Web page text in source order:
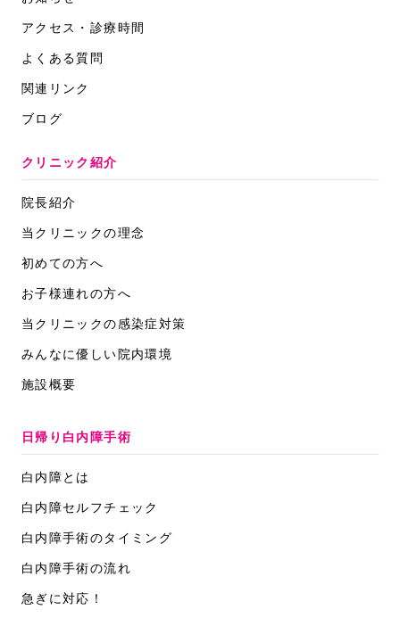
アクセス・診療時間
よくある質問
関連リンク
ブログ
クリニック紹介
院長紹介
当クリニックの理念
初めての方へ
お子様連れの方へ
当クリニックの感染症対策
みんなに優しい院内環境
施設概要
日帰り白内障手術
白内障とは
白内障セルフチェック
白内障手術のタイミング
白内障手術の流れ
急ぎに対応！